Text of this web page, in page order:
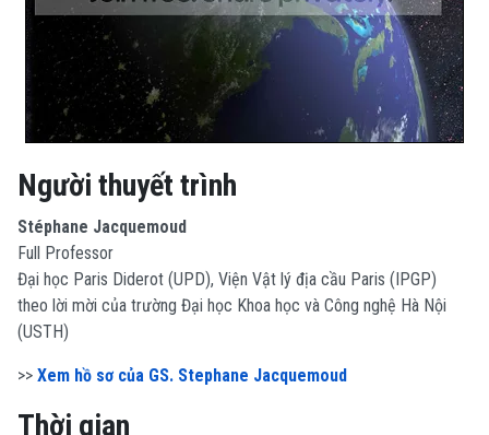
Người thuyết trình
Stéphane Jacquemoud
Full Professor
Đại học Paris Diderot (UPD), Viện Vật lý địa cầu Paris (IPGP)
theo lời mời của trường Đại học Khoa học và Công nghệ Hà Nội
(USTH)
>> Xem hồ sơ của GS. Stephane Jacquemoud
Thời gian